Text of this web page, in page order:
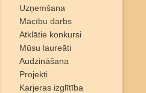
Uzņemšana
Mācību darbs
Atklātie konkursi
Mūsu laureāti
Audzināšana
Projekti
Karjeras izglītība